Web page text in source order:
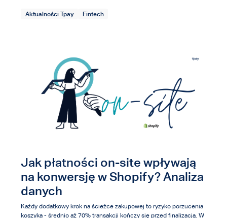
Aktualności Tpay Fintech
Jak płatności on-site wpływają
na konwersję w Shopify? Analiza
danych
Każdy dodatkowy krok na ścieżce zakupowej to ryzyko porzucenia
koszyka - średnio aż 70% transakcji kończy się przed finalizacją. W